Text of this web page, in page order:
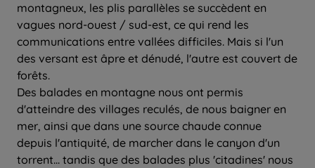
montagneux, les plis parallèles se succèdent en
vagues nord-ouest / sud-est, ce qui rend les
communications entre vallées difficiles. Mais si l'un
des versant est âpre et dénudé, l'autre est couvert de
forêts.
Des balades en montagne nous ont permis
d'atteindre des villages reculés, de nous baigner en
mer, ainsi que dans une source chaude connue
depuis l'antiquité, de marcher dans le canyon d'un
torrent... tandis que des balades plus 'citadines' nous